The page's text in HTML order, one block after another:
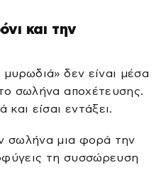
και την
δεν είναι μέσα
σωλήνα αποχέτευσης.
είσαι εντάξει.
σωλήνα μια φορά την
τη συσσώρευση